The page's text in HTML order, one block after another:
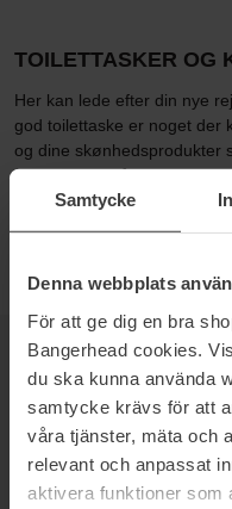
Samtycke
Denna webbplats
För att ge dig en bra
Bangerhead cookies.
du ska kunna använda
samtycke krävs för att
våra tjänster, mäta och
relevant och anpassat
aktivera funktioner som
TOILETTASKER OG
Her kan lede efter din nye
god toilettaske er noget der
og dine skønhedsprodukter
vil redde dig på rejsen, det
alligevel ikke alt for stor
lidt rejseting udover en god
NYHEDSBREV
VÆR DEN FØRSTE